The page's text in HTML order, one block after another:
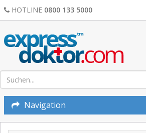
HOTLINE 0800 133 5000
Navigation